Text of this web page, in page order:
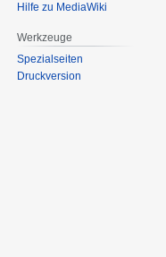
Hilfe zu MediaWiki
Werkzeuge
Spezialseiten
Druckversion